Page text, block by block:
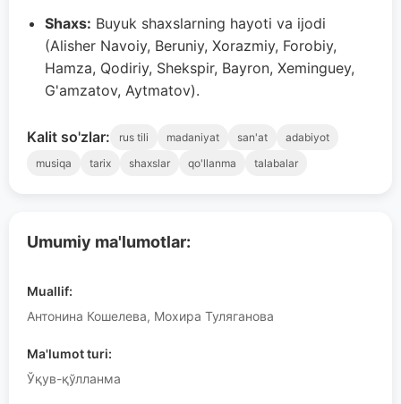
Umumiy ma'lumotlar:
Muallif:
Антонина Кошелева, Мохира Туляганова
Ma'lumot turi:
Ўқув-қўлланма
Shaxs: Buyuk shaxslarning hayoti va ijodi
(Alisher Navoiy, Beruniy, Xorazmiy, Forobiy,
Hamza, Qodiriy, Shekspir, Bayron, Xeminguey,
G'amzatov, Aytmatov).
Kalit so'zlar: rus tili madaniyat san'at
adabiyot
musiqa
tarix shaxslar qo'llanma talabalar